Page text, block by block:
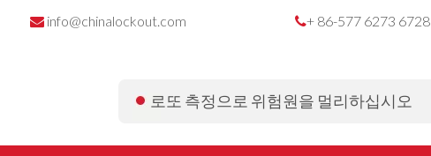
 info@chinalockout.com + 86-577 6273 6728
로또 측정으로 위험원을 멀리하십시오